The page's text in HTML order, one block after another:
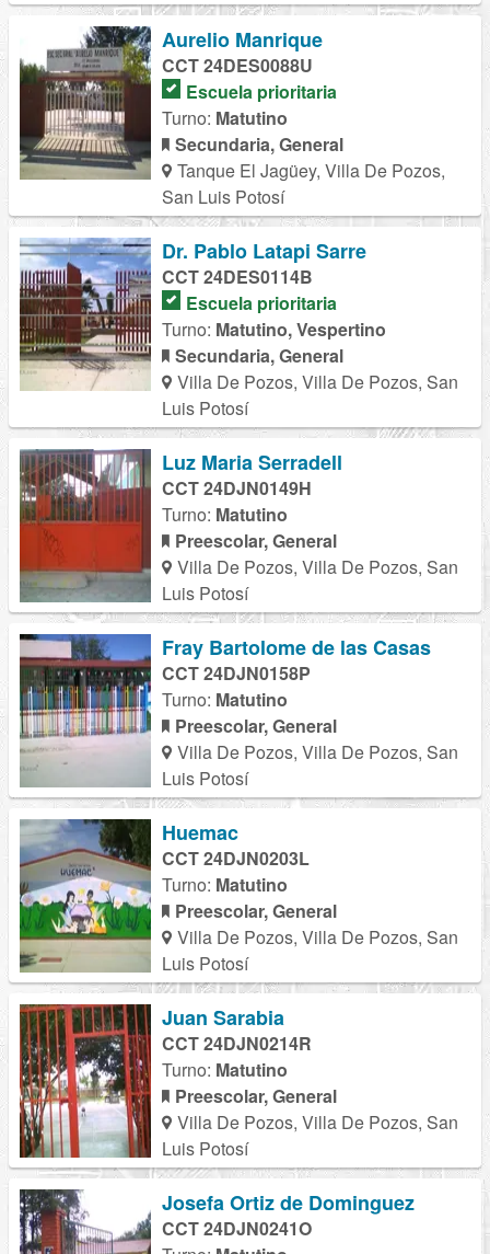
Aurelio Manrique
CCT 24DES0088U
Escuela prioritaria
Turno: Matutino
Secundaria, General
Tanque El Jagüey, Villa De Pozos,
San Luis Potosí
Dr. Pablo Latapi Sarre
CCT 24DES0114B
Escuela prioritaria
Turno: Matutino, Vespertino
Secundaria, General
Villa De Pozos, Villa De Pozos, San
Luis Potosí
Luz Maria Serradell
CCT 24DJN0149H
Turno: Matutino
Preescolar, General
Villa De Pozos, Villa De Pozos, San
Luis Potosí
Fray Bartolome de las Casas
CCT 24DJN0158P
Turno: Matutino
Preescolar, General
Villa De Pozos, Villa De Pozos, San
Luis Potosí
Huemac
CCT 24DJN0203L
Turno: Matutino
Preescolar, General
Villa De Pozos, Villa De Pozos, San
Luis Potosí
Juan Sarabia
CCT 24DJN0214R
Turno: Matutino
Preescolar, General
Villa De Pozos, Villa De Pozos, San
Luis Potosí
Josefa Ortiz de Dominguez
CCT 24DJN0241O